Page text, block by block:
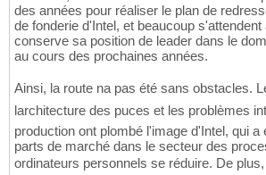
des années pour réaliser le plan de
de fonderie d'Intel, et beaucoup
conserve sa position de leader dans le
au cours des prochaines années.
Ainsi, la route na pas été sans obstacles.
larchitecture des puces et les problèmes
production ont plombé l'image d'Intel, qui a
parts de marché dans le secteur des
ordinateurs personnels se réduire. De plus,